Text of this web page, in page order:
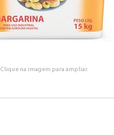
Clique na imagem para ampliar.